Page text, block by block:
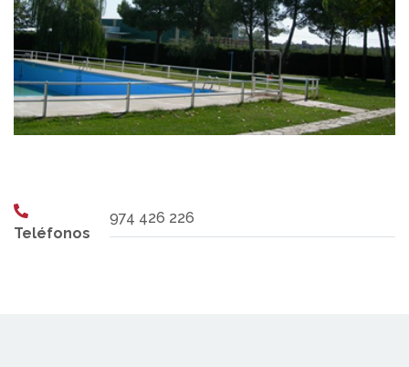
Teléfonos
974 426 226